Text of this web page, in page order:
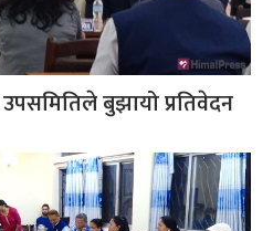
बुझायो प्रतिवेदन